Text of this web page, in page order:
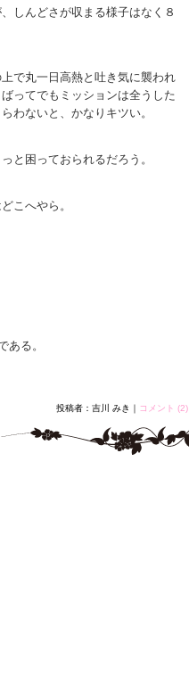
しんどさが収まる様子はなく８
で丸一日高熱と吐き気に襲われ
ってでもミッションは全うした
わないと、かなりキツい。
と困っておられるだろう。
こへやら。
ある。
投稿者：吉川 みき｜ コメント (2)